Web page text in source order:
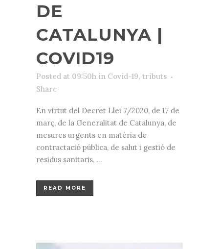
DE
CATALUNYA |
COVID19
Posted at 09:50h in Covid-19, tributs
Share
En virtut del Decret Llei 7/2020, de 17 de
març, de la Generalitat de Catalunya, de
mesures urgents en matèria de
contractació pública, de salut i gestió de
residus sanitaris, ...
READ MORE